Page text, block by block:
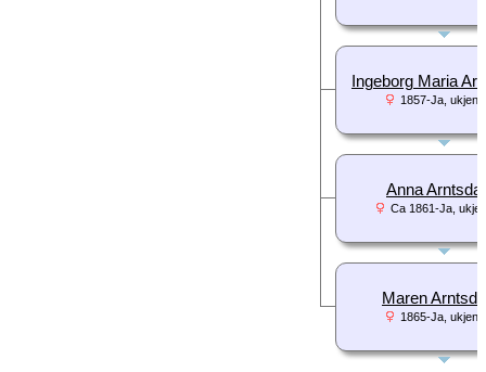
Ingeborg Maria
1857-Ja, ukjent
Anna
Ca 1861-Ja,
Maren
1865-Ja, ukjent